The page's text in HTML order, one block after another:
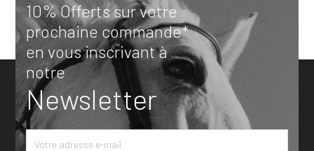
10% Offerts sur votre
prochaine commande*
en vous inscrivant à
notre
Newsletter